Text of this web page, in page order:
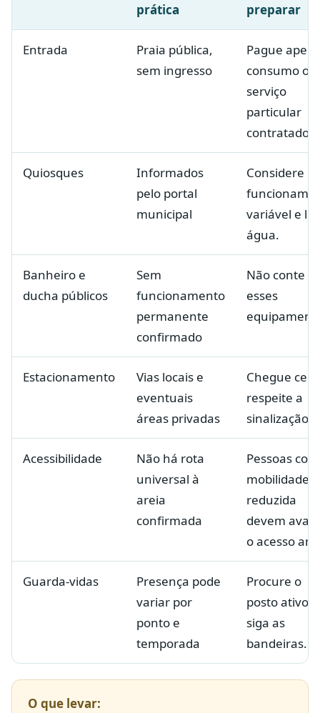
prática
preparar
Entrada
Praia pública,
sem ingresso
Pague
consumo ou
serviço
particular
contratado.
Quiosques
Informados
pelo portal
municipal
Considere
variável e
água.
Banheiro e
ducha públicos
Sem
funcionamento
permanente
confirmado
Não conte
esses
Estacionamento
Vias locais e
eventuais
áreas privadas
Chegue
respeite a
sinalização.
Acessibilidade
Não há rota
universal à
areia
confirmada
Pessoas com
mobilidade
reduzida
devem
o acesso
Guarda-vidas
Presença pode
variar por
ponto e
temporada
Procure o
posto ativo e
siga as
bandeiras.
O que levar: